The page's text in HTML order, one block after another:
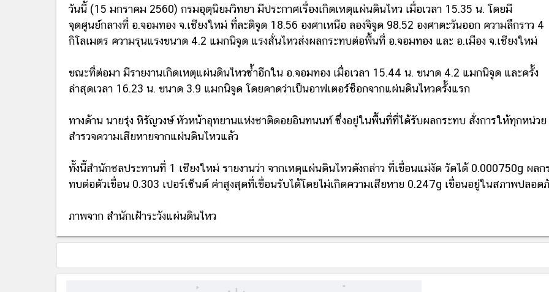
วันนี้ (15 มกราคม 2560) กรมอุตุนิยมวิทยา มีประกาศเรื่องเกิดเหตุแผ่นดินไหว เมื่อเวลา 15.35 น. โดยมี
จุดศูนย์กลางที่ อ.จอมทอง จ.เชียงใหม่ ที่ละติจูด 18.56 องศาเหนือ ลองจิจูด 98.52 องศาตะวันออก ความลึกราว 4
กิโลเมตร ความรุนแรงขนาด 4.2 แมกนิจูด แรงสั่นไหวส่งผลกระทบต่อพื้นที่ อ.จอมทอง และ อ.เมือง จ.เชียงใหม่
ขณะที่ต่อมา มีรายงานเกิดเหตุแผ่นดินไหวซ้ำอีกใน อ.จอมทอง เมื่อเวลา 15.44 น. ขนาด 4.2 แมกนิจูด และครั้ง
ล่าสุดเวลา 16.23 น. ขนาด 3.9 แมกนิจูด โดยคาดว่าเป็นอาฟเตอร์ช็อกจากแผ่นดินไหวครั้งแรก
ทางด้าน นายรุ่ง หิรัญวงษ์ หัวหน้าอุทยานแห่งชาติดอยอินทนนท์ ซึ่งอยู่ในพื้นที่ที่ได้รับผลกระทบ สั่งการให้ทุกหน่วย
สำรวจความเสียหายจากแผ่นดินไหวแล้ว
ทั้งนี้สำนักชลประทานที่ 1 เชียงใหม่ รายงานว่า จากเหตุแผ่นดินไหวดังกล่าว ที่เขื่อนแม่งัด วัดได้ 0.000750g ผลก
ทบต่อตัวเขื่อน 0.303 เปอร์เซ็นต์ ค่าสูงสุดที่เขื่อนรับได้โดยไม่เกิดความเสียหาย 0.247g เขื่อนอยู่ในสภาพปลอ
ภาพจาก สำนักเฝ้าระวังแผ่นดินไหว